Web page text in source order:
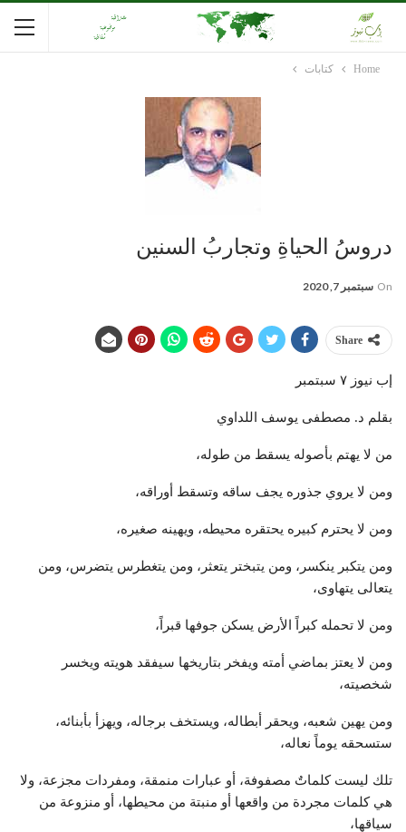
Home كتابات
دروسُ الحياةِ وتجاربُ السنين
On سبتمبر 7, 2020
Share
إب نيوز ٧ سبتمبر
بقلم د. مصطفى يوسف اللداوي
من لا يهتم بأصوله يسقط من طوله،
ومن لا يروي جذوره يجف ساقه وتسقط أوراقه،
ومن لا يحترم كبيره يحتقره محيطه، ويهينه صغيره،
ومن يتكبر ينكسر، ومن يتبختر يتعثر، ومن يتغطرس يتضرس، ومن
يتعالى يتهاوى،
ومن لا تحمله كبراً الأرض يسكن جوفها قبراً،
ومن لا يعتز بماضي أمته ويفخر بتاريخها سيفقد هويته ويخسر
شخصيته،
ومن يهين شعبه، ويحقر أبطاله، ويستخف برجاله، ويهزأ بأبنائه،
ستسحقه يوماً نعاله،
تلك ليست كلماتٌ مصفوفة، أو عبارات منمقة، ومفردات مجزعة، ولا
هي كلمات مجردة من واقعها أو منبتة من محيطها، أو منزوعة من
سياقها،